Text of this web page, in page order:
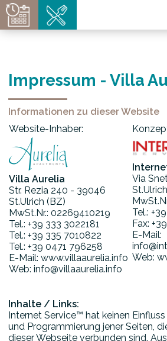
Impressum - Villa
Informationen zu dieser Website
Website-Inhaber:
Villa Aurelia
Str. Rezia 240 - 39046
St.Ulrich (BZ)
MwSt.Nr.: 02269410219
Tel.: +39 333 3022181
Tel.: +39 335 7010822
Tel.: +39 0471 796258
E-Mail: www.villaaurelia.info
Web: info@villaaurelia.info
Via
Tel.:
Fax:
E-Mail:
Web:
Inhalte / Links:
Internet Service™ hat keinen
und Programmierung jener Seiten,
dieser Webseite verbunden sind.